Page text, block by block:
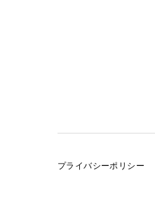
プライバシーポリシー